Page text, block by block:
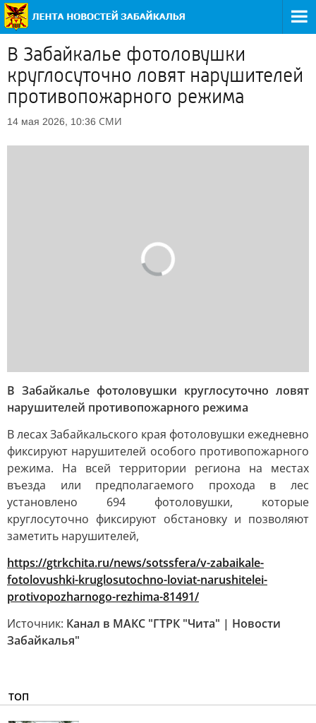
В Забайкалье фотоловушки
круглосуточно ловят нарушителей
противопожарного режима
14 мая 2026, 10:36 СМИ
В Забайкалье фотоловушки круглосуточно ловят
нарушителей противопожарного режима
В лесах Забайкальского края фотоловушки ежедневно
фиксируют нарушителей особого противопожарного
режима. На всей территории региона на местах
въезда или предполагаемого прохода в лес
установлено 694 фотоловушки, которые
круглосуточно фиксируют обстановку и позволяют
заметить нарушителей,
https://gtrkchita.ru/news/sotssfera/v-zabaikale-
fotolovushki-kruglosutochno-loviat-narushitelei-
protivopozharnogo-rezhima-81491/
Источник: Канал в МАКС "ГТРК "Чита" | Новости
Забайкалья"
ТОП